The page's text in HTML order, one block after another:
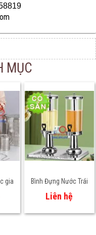
MỤC
gia
trà
Bình Đựng Nước Trái
Cây Đôi 2 Ngăn 3L x 2
– Giải Pháp Phục Vụ
Đồ Uống Chuyên
Liên hệ